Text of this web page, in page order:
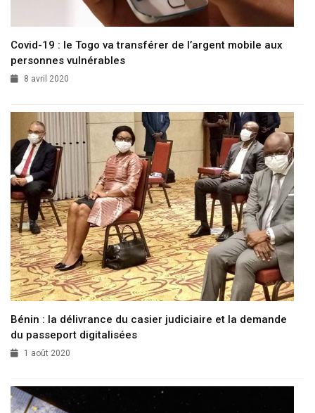
Covid-19 : le Togo va transférer de l’argent mobile aux
personnes vulnérables
8 avril 2020
Bénin : la délivrance du casier judiciaire et la demande
du passeport digitalisées
1 août 2020